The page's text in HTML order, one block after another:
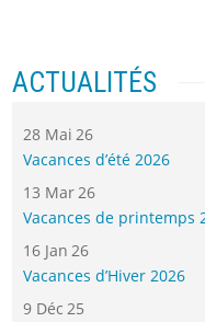
ACTUALITÉS
28 Mai 26
Vacances d’été 2026
13 Mar 26
Vacances de printemps
16 Jan 26
Vacances d’Hiver 2026
9 Déc 25